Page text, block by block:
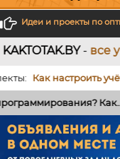
Идеи и проекты по
услуги от
настроить учёт
Как.../Суть